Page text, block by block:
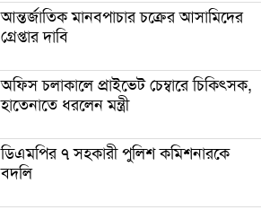
আন্তর্জাতিক মানবপাচার চক্রের আসামিদের
গ্রেপ্তার দাবি
অফিস চলাকালে প্রাইভেট চেম্বারে চিকিৎসক,
হাতেনাতে ধরলেন মন্ত্রী
ডিএমপির ৭ সহকারী পুলিশ কমিশনারকে
বদলি